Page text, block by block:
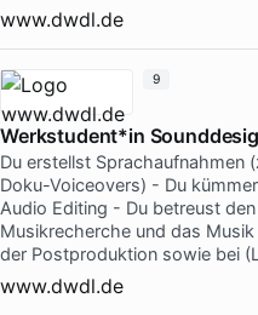
www.dwdl.de
Werkstudent*in
Du erstellst Sprachaufnahmen
Doku-Voiceovers) - Du
Audio Editing - Du betreust
Musikrecherche und das
der Postproduktion sowie bei
www.dwdl.de
9